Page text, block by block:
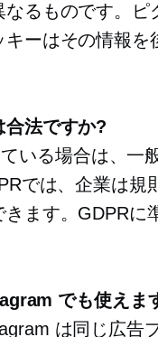
るものです。ピ
ーはその情報を
合法ですか?
いる場合は、一
では、企業は規
ます。GDPRに
でも使えま
は同じ広告